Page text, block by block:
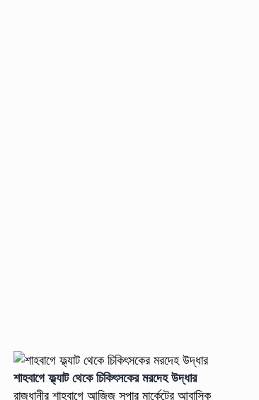
শাহবাগে ফ্ল্যাট থেকে চিকিৎসকের মরদেহ উদ্ধার
রাজধানীর শাহবাগে আজিজ সুপার মার্কেটের আবাসিক